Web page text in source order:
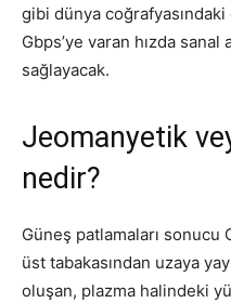
gibi dünya
Gbps’ye varan hızda sanal
sağlayacak.
Jeomanyetik
nedir?
Güneş patlamaları sonucu
üst tabakasından uzaya
oluşan, plazma halindeki